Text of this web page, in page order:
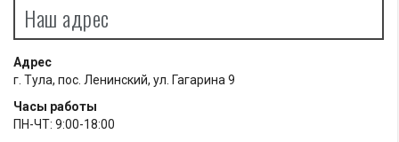
Наш адрес
Адрес
г. Тула, пос. Ленинский, ул. Гагарина 9
Часы работы
ПН-ЧТ: 9:00-18:00